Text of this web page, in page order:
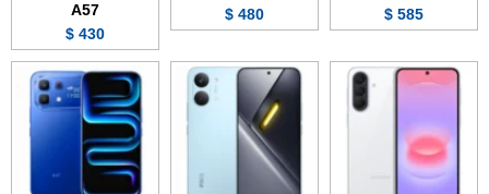
585 $
480 $
A57
430 $